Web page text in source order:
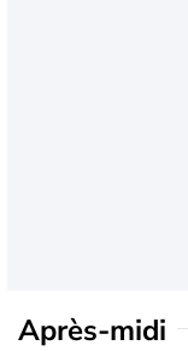
Après-midi